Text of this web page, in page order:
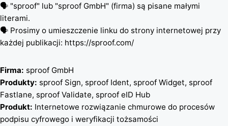
🗣️ "sproof" lub "sproof GmbH" (firma) są pisane małymi
literami.
🗣️ Prosimy o umieszczenie linku do strony internetowej przy
każdej publikacji: https://sproof.com/
Firma: sproof GmbH
Produkty: sproof Sign, sproof Ident, sproof Widget, sproof
Fastlane, sproof Validate, sproof eID Hub
Produkt: Internetowe rozwiązanie chmurowe do procesów
podpisu cyfrowego i weryfikacji tożsamości